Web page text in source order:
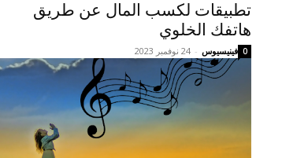
تطبيقات لكسب المال عن طريق
هاتفك الخلوي
فينيسيوس - 24 نوفمبر 2023 0